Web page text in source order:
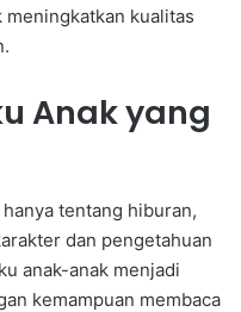
kualitas
Anak yang
tentang hiburan,
dan pengetahuan
anak-anak menjadi
kemampuan membaca